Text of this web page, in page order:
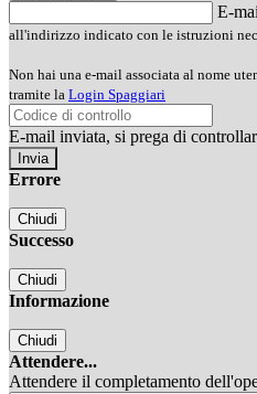
E-
all'indirizzo indicato con le istruzioni
Non hai una e-mail associata al nome
tramite la Login Spaggiari
E-mail inviata, si prega di
Errore
Chiudi
Successo
Chiudi
Informazione
Chiudi
Attendere...
Attendere il completamento